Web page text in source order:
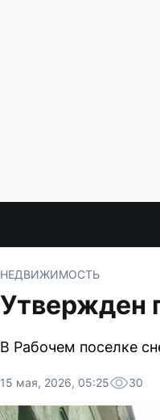
НЕДВИЖИМОСТЬ
Утвержден
В Рабочем поселке
15 мая, 2026, 05:25 30